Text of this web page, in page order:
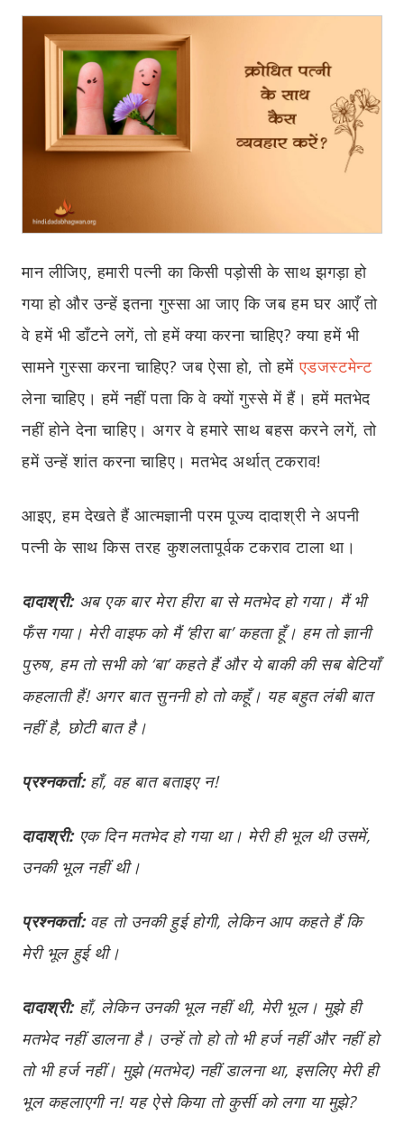
मान लीजिए, हमारी पत्नी का किसी पड़ोसी के साथ झगड़ा हो
गया हो और उन्हें इतना गुस्सा आ जाए कि जब हम घर आएँ तो
वे हमें भी डाँटने लगें, तो हमें क्या करना चाहिए? क्या हमें भी
सामने गुस्सा करना चाहिए? जब ऐसा हो, तो हमेंएडजस्टमेन्ट
लेना चाहिए। हमें नहीं पता कि वे क्यों गुस्से में हैं। हमें मतभेद
नहीं होने देना चाहिए। अगर वे हमारे साथ बहस करने लगें, तो
हमें उन्हें शांत करना चाहिए। मतभेद अर्थात् टकराव!
आइए, हम देखते हैं आत्मज्ञानी परम पूज्य दादाश्री ने अपनी
पत्नी के साथ किस तरह कुशलतापूर्वक टकराव टाला था।
दादाश्री:अब एक बार मेरा हीरा बा से मतभेद हो गया। मैं भी
फँस गया। मेरी वाइफ को मैं ‘हीरा बा’ कहता हूँ। हम तो ज्ञानी
पुरुष, हम तो सभी को ‘बा’ कहते हैं और ये बाकी की सब बेटियाँ
कहलाती हैं! अगर बात सुननी हो तो कहूँ। यह बहुत लंबी बात
नहीं है, छोटी बात है।
प्रश्नकर्ता:हाँ, वह बात बताइए न!
दादाश्री:एक दिन मतभेद हो गया था। मेरी ही भूल थी उसमें,
उनकी भूल नहीं थी।
प्रश्नकर्ता:वह तो उनकी हुई होगी, लेकिन आप कहते हैं कि
मेरी भूल हुई थी।
दादाश्री:हाँ, लेकिन उनकी भूल नहीं थी, मेरी भूल। मुझे ही
मतभेद नहीं डालना है। उन्हें तो हो तो भी हर्ज नहीं और नहीं हो
तो भी हर्ज नहीं। मुझे (मतभेद) नहीं डालना था, इसलिए मेरी ही
भूल कहलाएगी न! यह ऐसे किया तो कुर्सी को लगा या मुझे?